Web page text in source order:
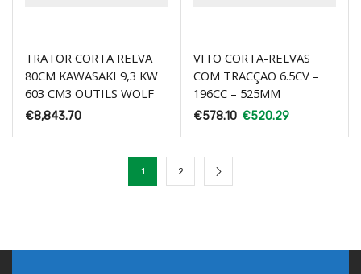
TRATOR CORTA RELVA
80CM KAWASAKI 9,3 KW
603 CM3 OUTILS WOLF
€8,843.70
VITO CORTA-RELVAS
COM TRACÇAO 6.5CV –
196CC – 525MM
€578.10 €520.29
1 2